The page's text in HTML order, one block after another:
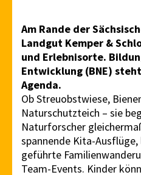
Am Rande der
Landgut Kemper &
und Erlebnisorte.
Entwicklung (BNE)
Agenda.
Ob Streuobstwiese,
Naturschutzteich – sie
Naturforscher
spannende Kita-
geführte
Team-Events. Kinder